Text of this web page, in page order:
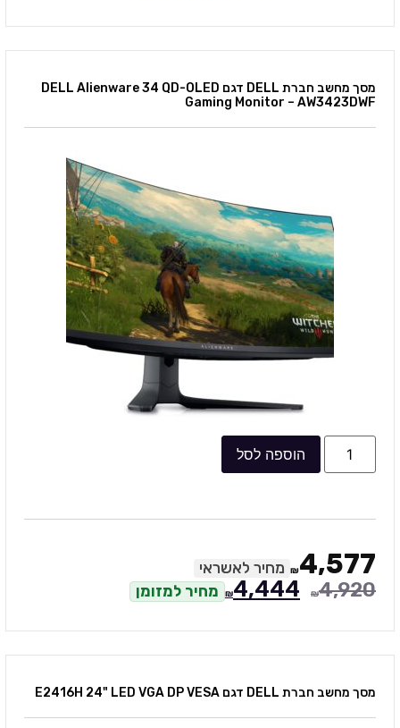
מסך מחשב חברת DELL דגם DELL Alienware 34 QD-OLED
Gaming Monitor – AW3423DWF
הוספה לסל
₪4,577 מחיר לאשראי
₪4,920
₪4,444 מחיר למזומן
מסך מחשב חברת DELL דגם E2416H 24" LED VGA DP VESA